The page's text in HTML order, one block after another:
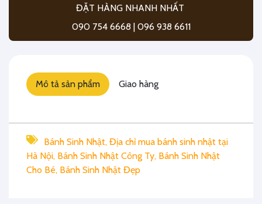
ĐẶT HÀNG NHANH NHẤT
090 754 6668 | 096 938 6611
Mô tả sản phẩm Giao hàng
Bánh Sinh Nhật, Địa chỉ mua bánh sinh nhật tại
Hà Nội, Bánh Sinh Nhật Công Ty, Bánh Sinh Nhật
Cho Bé, Bánh Sinh Nhật Đẹp